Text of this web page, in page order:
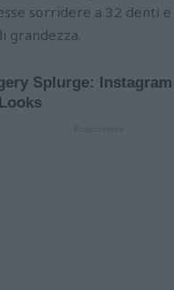
sorridere a 32 denti
grandezza.